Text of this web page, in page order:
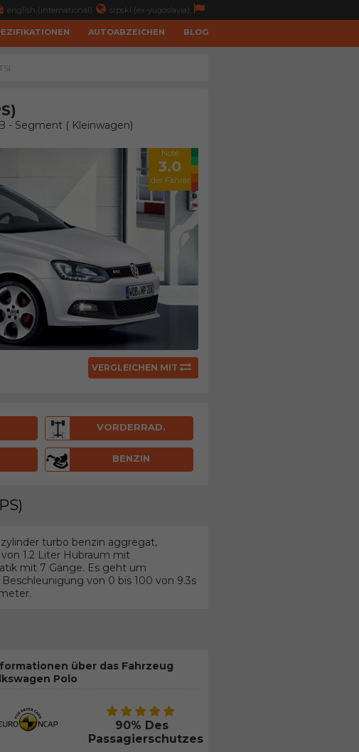
english (international) srpski (ex-yugoslavia)
AUTOABZEICHEN BLOG
- Segment ( Kleinwagen)
Note
3.0
der Fahrer
VERGLEICHEN MIT
VORDERRAD.
BENZIN
turbo benzin aggregat,
1.2 Liter Hubraum mit
mit 7 Gänge. Es geht um
von 0 bis 100 von 9.3s
über das Fahrzeug
Polo
90% Des
Passagierschutzes